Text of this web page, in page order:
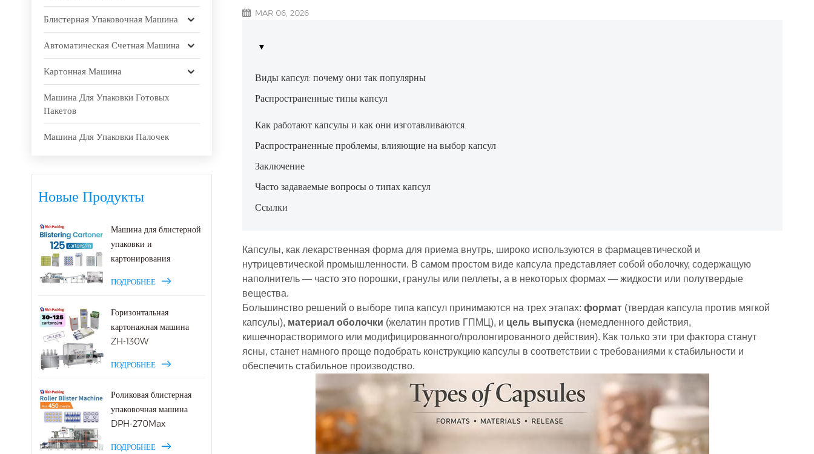
Блистерная Упаковочная Машина
Автоматическая Счетная Машина
Картонная Машина
Машина Для Упаковки Готовых
Пакетов
Машина Для Упаковки Палочек
Новые Продукты
Машина для блистерной
упаковки и
картонирования
ПОДРОБНЕЕ
Горизонтальная
картонажная машина
ZH-130W
ПОДРОБНЕЕ
Роликовая блистерная
упаковочная машина
DPH-270Max
ПОДРОБНЕЕ
MAR 06, 2026
Виды капсул: почему они так популярны
Распространенные типы капсул
Как работают капсулы и как они изготавливаются.
Распространенные проблемы, влияющие на выбор капсул
Заключение
Часто задаваемые вопросы о типах капсул
Ссылки
Капсулы, как лекарственная форма для приема внутрь, широко используются в фармацевтической и
нутрицевтической промышленности. В самом простом виде капсула представляет собой оболочку, содержащую
наполнитель — часто это порошки, гранулы или пеллеты, а в некоторых формах — жидкости или полутвердые
вещества.
Большинство решений о выборе типа капсул принимаются на трех этапах: формат (твердая капсула против мягкой
капсулы), материал оболочки (желатин против ГПМЦ), и цель выпуска (немедленного действия,
кишечнорастворимого или модифицированного/пролонгированного действия). Как только эти три фактора станут
ясны, станет намного проще подобрать конструкцию капсулы в соответствии с требованиями к стабильности и
обеспечить стабильное производство.